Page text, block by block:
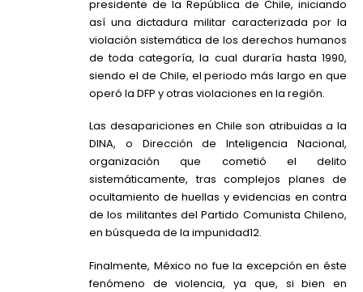
presidente de la República de Chile, iniciando
así una dictadura militar caracterizada por la
violación sistemática de los derechos humanos
de toda categoría, la cual duraría hasta 1990,
siendo el de Chile, el periodo más largo en que
operó la DFP y otras violaciones en la región.
Las desapariciones en Chile son atribuidas a la
DINA, o Dirección de Inteligencia Nacional,
organización que cometió el delito
sistemáticamente, tras complejos planes de
ocultamiento de huellas y evidencias en contra
de los militantes del Partido Comunista Chileno,
en búsqueda de la impunidad12.
Finalmente, México no fue la excepción en éste
fenómeno de violencia, ya que, si bien en